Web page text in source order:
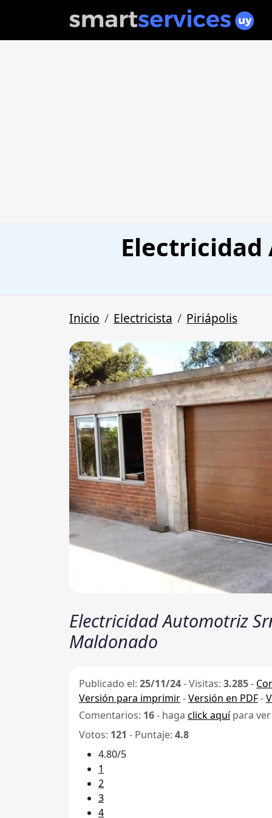
Electricidad
Inicio Electricista Piriápolis
Electricidad Automotriz
Maldonado
Publicado el: 25/11/24-Visitas: 3.285-
Versión para imprimir-Versión en PDF-
Comentarios: 16- haga click aquípara
Votos: 121 - Puntaje: 4.8
4.80/5
1
2
3
4